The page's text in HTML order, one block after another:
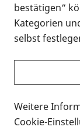
Alle
Formaten
Sie möchten
suchen und
können?
Thema
für blinde
bestätigen“
Kategorien
selbst
Weitere
Cookie-